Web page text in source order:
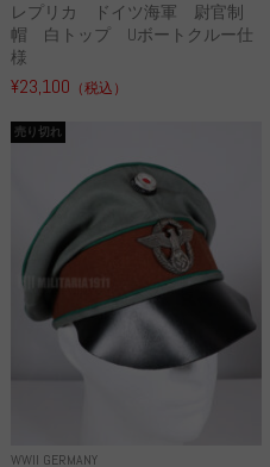
レプリカ ドイツ海軍 尉官制
帽 白トップ Uボートクルー仕
様
¥23,100 （税込）
WWII GERMANY
売り切れ